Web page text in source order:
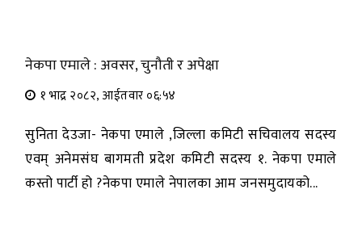
नेकपा एमाले : अवसर, चुनौती र अपेक्षा
१ भाद्र २०८२, आईतवार ०६:५४
सुनिता देउजा- नेकपा एमाले ,जिल्ला कमिटी सचिवालय सदस्य
एवम् अनेमसंघ बागमती प्रदेश कमिटी सदस्य १. नेकपा एमाले
कस्तो पार्टी हो ?नेकपा एमाले नेपालका आम जनसमुदायको...